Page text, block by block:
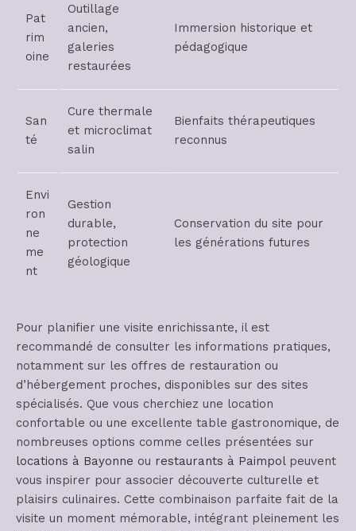
Pat
rim
oine
Outillage
ancien,
galeries
restaurées
Immersion historique et
pédagogique
San
té
Cure thermale
et microclimat
salin
Bienfaits thérapeutiques
reconnus
Envi
ron
ne
me
nt
Gestion
durable,
protection
géologique
Conservation du site pour
les générations futures
Pour planifier une visite enrichissante, il est
recommandé de consulter les informations pratiques,
notamment sur les offres de restauration ou
d’hébergement proches, disponibles sur des sites
spécialisés. Que vous cherchiez une location
confortable ou une excellente table gastronomique, de
nombreuses options comme celles présentées sur
locations à Bayonne ou restaurants à Paimpolpeuvent
vous inspirer pour associer découverte culturelle et
plaisirs culinaires. Cette combinaison parfaite fait de la
visite un moment mémorable, intégrant pleinement les